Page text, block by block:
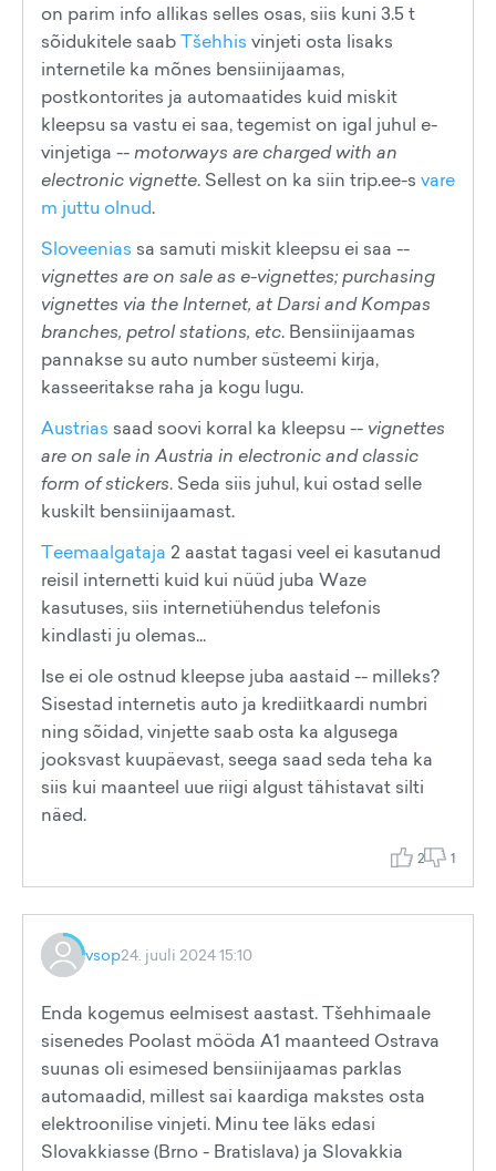
on parim info allikas selles osas, siis kuni 3.5 t
sõidukitele saabTšehhis vinjeti osta lisaks
internetile ka mõnes bensiinijaamas,
postkontorites ja automaatides kuid miskit
kleepsu sa vastu ei saa, tegemist on igal juhul e-
vinjetiga --motorways are charged with an
electronic vignette. Sellest on ka siin trip.ee-s vare
m juttu olnud.
Sloveenias sa samuti miskit kleepsu ei saa --
vignettes are on sale as e-vignettes; purchasing
vignettes via the Internet, at Darsi and Kompas
branches, petrol stations, etc. Bensiinijaamas
pannakse su auto number süsteemi kirja,
kasseeritakse raha ja kogu lugu.
Austrias saad soovi korral ka kleepsu -- vignettes
are on sale in Austria in electronic and classic
form of stickers. Seda siis juhul, kui ostad selle
kuskilt bensiinijaamast.
Teemaalgataja 2 aastat tagasi veel ei kasutanud
reisil internetti kuid kui nüüd juba Waze
kasutuses, siis internetiühendus telefonis
kindlasti ju olemas...
Ise ei ole ostnud kleepse juba aastaid -- milleks?
Sisestad internetis auto ja krediitkaardi numbri
ning sõidad, vinjette saab osta ka algusega
jooksvast kuupäevast, seega saad seda teha ka
siis kui maanteel uue riigi algust tähistavat silti
näed.
2 1
vsop24. juuli 2024 15:10
Enda kogemus eelmisest aastast. Tšehhimaale
sisenedes Poolast mööda A1 maanteed Ostrava
suunas oli esimesed bensiinijaamas parklas
automaadid, millest sai kaardiga makstes osta
elektroonilise vinjeti. Minu tee läks edasi
Slovakkiasse (Brno - Bratislava) ja Slovakkia